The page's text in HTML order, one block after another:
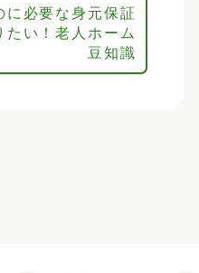
に必要な身元保証
たい！老人ホーム
豆知識